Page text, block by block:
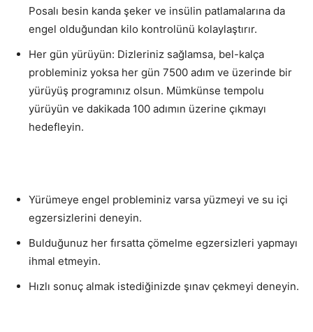
Posalı besin kanda şeker ve insülin patlamalarına da
engel olduğundan kilo kontrolünü kolaylaştırır.
Her gün yürüyün: Dizleriniz sağlamsa, bel-kalça
probleminiz yoksa her gün 7500 adım ve üzerinde bir
yürüyüş programınız olsun. Mümkünse tempolu
yürüyün ve dakikada 100 adımın üzerine çıkmayı
hedefleyin.
Yürümeye engel probleminiz varsa yüzmeyi ve su içi
egzersizlerini deneyin.
Bulduğunuz her fırsatta çömelme egzersizleri yapmayı
ihmal etmeyin.
Hızlı sonuç almak istediğinizde şınav çekmeyi deneyin.